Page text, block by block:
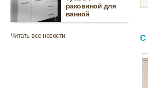
раковиной для
ванной
Читать все новости С